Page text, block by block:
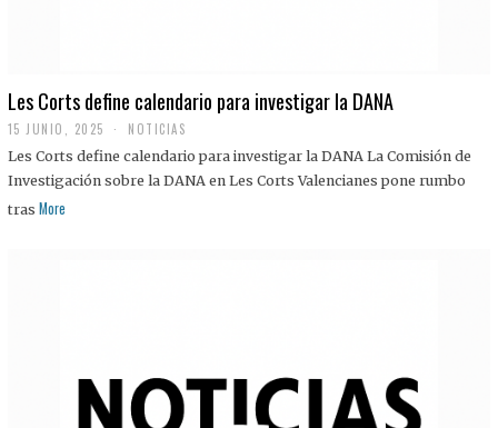
Les Corts define calendario para investigar la DANA
15 JUNIO, 2025 NOTICIAS
Les Corts define calendario para investigar la DANA La Comisión de
Investigación sobre la DANA en Les Corts Valencianes pone rumbo
tras More